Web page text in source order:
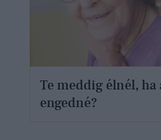
Te meddig élnél,
engedné?